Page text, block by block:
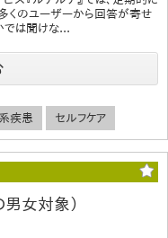
くのユーザーから回答が寄せ
では聞けな...
疾患 セルフケア
女対象）